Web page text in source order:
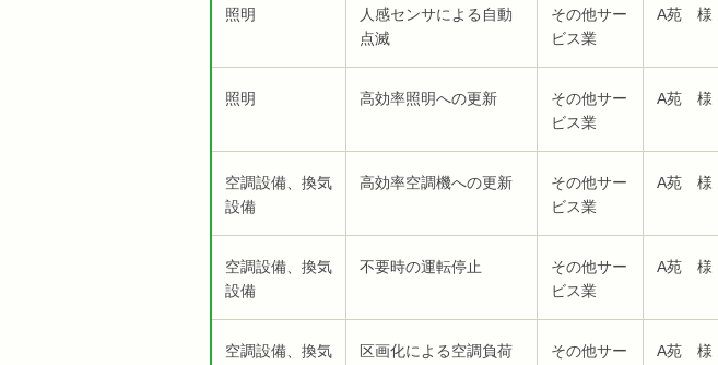
照明
人感センサによる自動
点滅
その他サー
ビス業
A苑 様
照明 高効率照明への更新
その他サー
ビス業
A苑 様
空調設備、換気
設備
高効率空調機への更新
その他サー
ビス業
A苑 様
空調設備、換気
設備
不要時の運転停止
その他サー
ビス業
A苑 様
空調設備、換気
区画化による空調負荷
その他サー
A苑 様